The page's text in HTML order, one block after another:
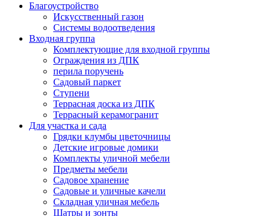
Благоустройство
Искусственный газон
Системы водоотведения
Входная группа
Комплектующие для входной группы
Ограждения из ДПК
перила поручень
Садовый паркет
Ступени
Террасная доска из ДПК
Террасный керамогранит
Для участка и сада
Грядки клумбы цветочницы
Детские игровые домики
Комплекты уличной мебели
Предметы мебели
Садовое хранение
Садовые и уличные качели
Складная уличная мебель
Шатры и зонты